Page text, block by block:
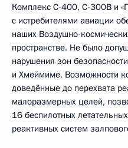
Комплекс С-400, С-300В и
с истребителями авиации
наших Воздушно-
пространстве. Не было
нарушения зон
и Хмеймиме. Возможности
доведённые до перехвата
малоразмерных целей,
16 беспилотных
реактивных систем